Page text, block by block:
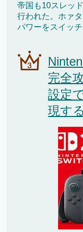
帝国も10スレッ
行われた。ホァ
パワーをスイッ
完全
設定
現す